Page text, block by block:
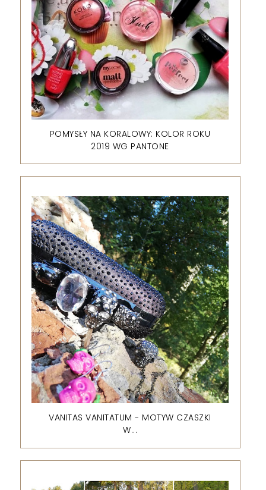
POMYSŁY NA KORALOWY: KOLOR ROKU
2019 WG PANTONE
VANITAS VANITATUM - MOTYW CZASZKI
W...